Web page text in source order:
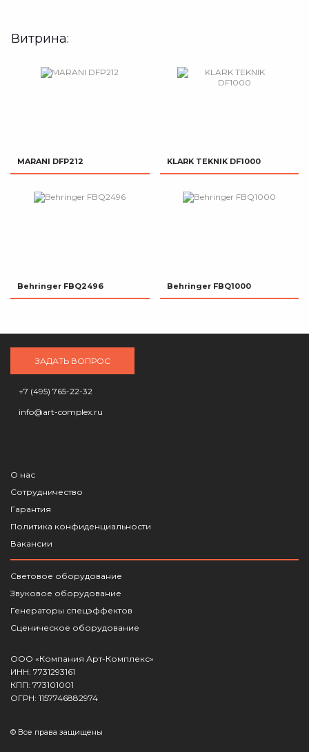
Витрина:
MARANI DFP212 KLARK TEKNIK DF1000
Behringer FBQ2496 Behringer FBQ1000
ЗАДАТЬ ВОПРОС
+7 (495) 765-22-32
info@art-complex.ru
О нас
Сотрудничество
Гарантия
Политика конфиденциальности
Вакансии
Световое оборудование
Звуковое оборудование
Генераторы спецэффектов
Сценическое оборудование
ООО «Компания Арт-Комплекс»
ИНН: 7731293161
КПП: 773101001
ОГРН: 1157746882974
© Все права защищены